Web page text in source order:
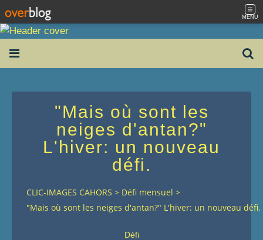
MENU
"Mais où sont les
neiges d'antan?"
L'hiver: un nouveau
défi.
CLIC-IMAGES CAHORS > Défi mensuel >
"Mais où sont les neiges d'antan?" L'hiver: un nouveau défi.
Défi